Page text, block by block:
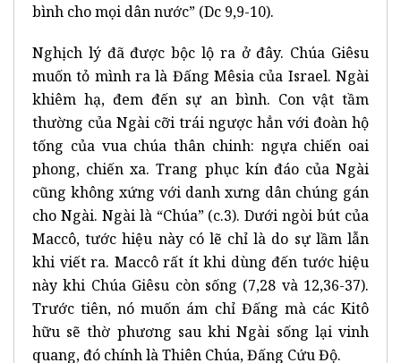
bình cho mọi dân nước” (Dc 9,9-10).
Nghịch lý đã được bộc lộ ra ở đây. Chúa Giêsu
muốn tỏ mình ra là Đấng Mêsia của Israel. Ngài
khiêm hạ, đem đến sự an bình. Con vật tầm
thường của Ngài cỡi trái ngược hẳn với đoàn hộ
tống của vua chúa thân chinh: ngựa chiến oai
phong, chiến xa. Trang phục kín đáo của Ngài
cũng không xứng với danh xưng dân chúng gán
cho Ngài. Ngài là “Chúa” (c.3). Dưới ngòi bút của
Maccô, tước hiệu này có lẽ chỉ là do sự lầm lẫn
khi viết ra. Maccô rất ít khi dùng đến tước hiệu
này khi Chúa Giêsu còn sống (7,28 và 12,36-37).
Trước tiên, nó muốn ám chỉ Đấng mà các Kitô
hữu sẽ thờ phương sau khi Ngài sống lại vinh
quang, đó chính là Thiên Chúa, Đấng Cứu Độ.